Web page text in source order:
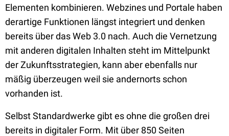
Elementen kombinieren. Webzines und Portale haben
derartige Funktionen längst integriert und denken
bereits über das Web 3.0 nach. Auch die Vernetzung
mit anderen digitalen Inhalten steht im Mittelpunkt
der Zukunftsstrategien, kann aber ebenfalls nur
mäßig überzeugen weil sie andernorts schon
vorhanden ist.
Selbst Standardwerke gibt es ohne die großen drei
bereits in digitaler Form. Mit über 850 Seiten